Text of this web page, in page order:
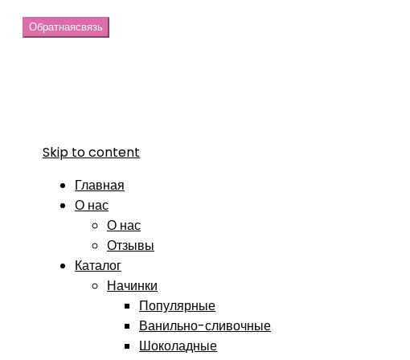
Обратнаясвязь
Skip to content
Главная
О нас
О нас
Отзывы
Каталог
Начинки
Популярные
Ванильно-сливочные
Шоколадные